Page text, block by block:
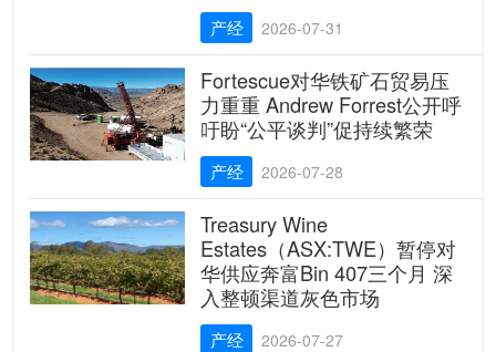
产经 2026-07-31
Fortescue对华铁矿石贸易压
力重重 Andrew Forrest公开呼
吁盼“公平谈判”促持续繁荣
产经 2026-07-28
Treasury Wine
Estates（ASX:TWE）暂停对
华供应奔富Bin 407三个月 深
入整顿渠道灰色市场
产经 2026-07-27